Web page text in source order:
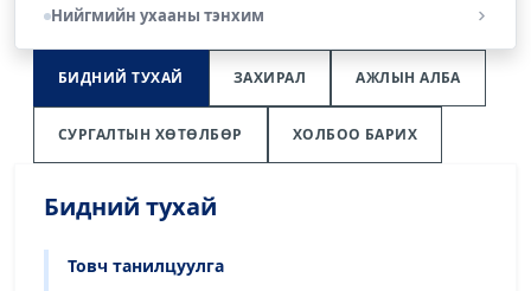
Нийгмийн ухааны тэнхим
БИДНИЙ ТУХАЙ ЗАХИРАЛ АЖЛЫН АЛБА
СУРГАЛТЫН ХӨТӨЛБӨР ХОЛБОО БАРИХ
Бидний тухай
Товч танилцуулга